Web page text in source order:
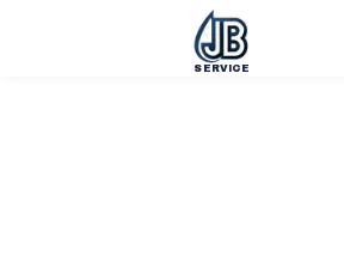
SERVICE